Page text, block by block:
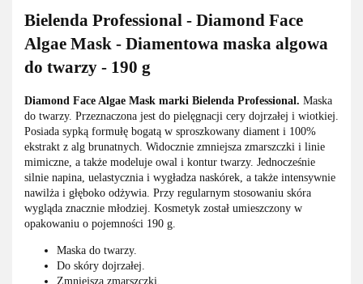
Bielenda Professional - Diamond Face
Algae Mask - Diamentowa maska algowa
do twarzy - 190 g
Diamond Face Algae Mask marki Bielenda Professional. Maska
do twarzy. Przeznaczona jest do pielęgnacji cery dojrzałej i wiotkiej.
Posiada sypką formułę bogatą w sproszkowany diament i 100%
ekstrakt z alg brunatnych. Widocznie zmniejsza zmarszczki i linie
mimiczne, a także modeluje owal i kontur twarzy. Jednocześnie
silnie napina, uelastycznia i wygładza naskórek, a także intensywnie
nawilża i głęboko odżywia. Przy regularnym stosowaniu skóra
wygląda znacznie młodziej. Kosmetyk został umieszczony w
opakowaniu o pojemności 190 g.
Maska do twarzy.
Do skóry dojrzałej.
Zmniejsza zmarszczki.